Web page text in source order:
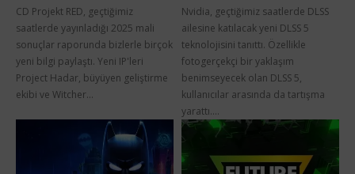
CD Projekt RED, geçtiğimiz
saatlerde yayınladığı 2025 mali
sonuçlar raporunda bizlerle birçok
yeni bilgi paylaştı. Yeni IP'leri
Project Hadar, büyüyen geliştirme
ekibi ve Witcher...
Nvidia, geçtiğimiz saatlerde DLSS
ailesine katılacak yeni DLSS 5
teknolojisini tanıttı. Özellikle
fotogerçekçi bir yaklaşım
benimseyecek olan DLSS 5,
kullanıcılar arasında da tartışma
yarattı....